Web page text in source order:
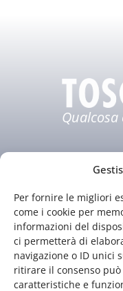
Per fornire le migliori
come i cookie per
informazioni del
ci permetterà di
navigazione o ID unici
ritirare il consenso
caratteristiche e
Qualcosa
Chi siamo
Guida TV